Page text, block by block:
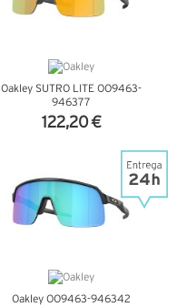
Oakley SUTRO LITE OO9463-
946377
122,20 €
Oakley OO9463-946342